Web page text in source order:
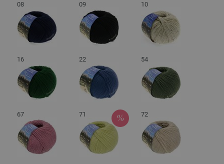
08 09 10
16 22 54
67 71 72